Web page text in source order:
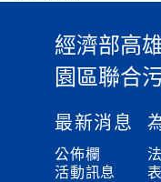
:經濟部高
園區聯合
最新消息
公佈欄
活動訊息